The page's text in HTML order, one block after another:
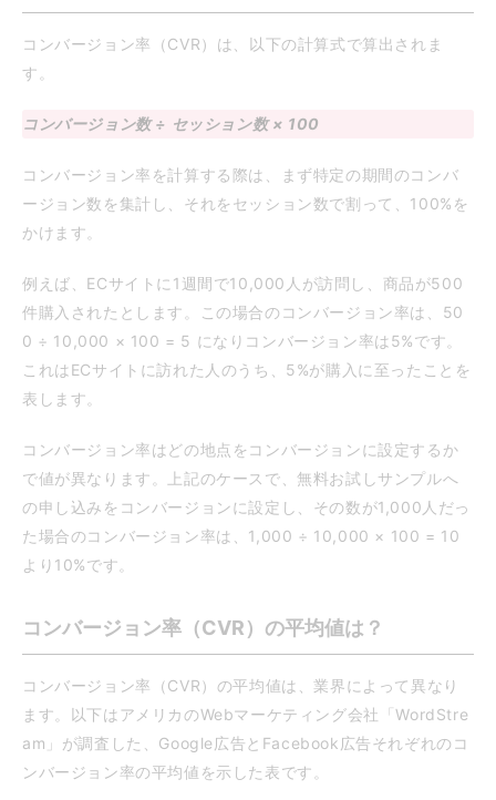
コンバージョン率（CVR）は、以下の計算式で算出されま
す。
コンバージョン数 ÷ セッション数 × 100
コンバージョン率を計算する際は、まず特定の期間のコンバ
ージョン数を集計し、それをセッション数で割って、100%を
かけます。
例えば、ECサイトに1週間で10,000人が訪問し、商品が500
件購入されたとします。この場合のコンバージョン率は、50
0 ÷ 10,000 × 100 = 5 になりコンバージョン率は5%です。
これはECサイトに訪れた人のうち、5%が購入に至ったことを
表します。
コンバージョン率はどの地点をコンバージョンに設定するか
で値が異なります。上記のケースで、無料お試しサンプルへ
の申し込みをコンバージョンに設定し、その数が1,000人だっ
た場合のコンバージョン率は、1,000 ÷ 10,000 × 100 = 10
より10%です。
コンバージョン率（CVR）の平均値は？
コンバージョン率（CVR）の平均値は、業界によって異なり
ます。以下はアメリカのWebマーケティング会社「WordStre
am」が調査した、Google広告とFacebook広告それぞれのコ
ンバージョン率の平均値を示した表です。